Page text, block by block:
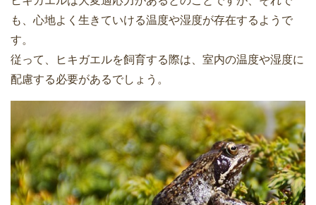
も、心地よく生きていける温度や湿度が存在するようで
す。
従って、ヒキガエルを飼育する際は、室内の温度や湿度に
配慮する必要があるでしょう。